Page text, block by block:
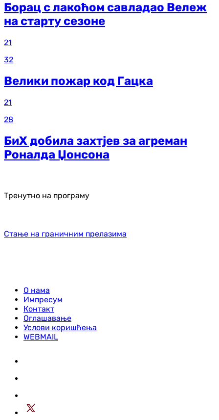
Борац с лакоћом савладао Вележ
на старту сезоне
21
32
Велики пожар код Гацка
21
28
БиХ добила захтјев за агреман
Роналда Џонсона
Тренутно на програму
Стање на граничним прелазима
О нама
Импресум
Контакт
Оглашавање
Услови коришћења
WEBMAIL